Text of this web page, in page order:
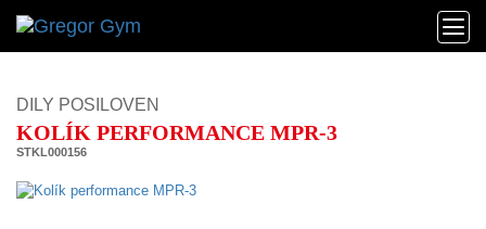
DILY POSILOVEN
KOLÍK PERFORMANCE MPR-3
STKL000156